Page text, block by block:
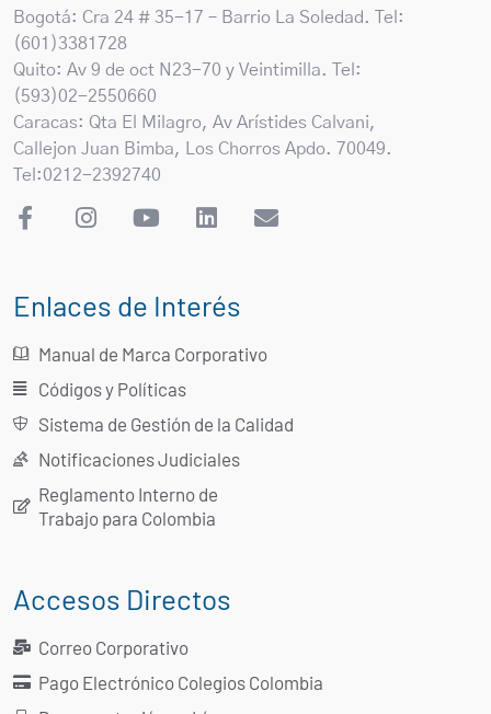
Bogotá: Cra 24 # 35-17 – Barrio La Soledad. Tel:
(601)3381728
Quito: Av 9 de oct N23-70 y Veintimilla. Tel:
(593)02-2550660
Caracas: Qta El Milagro, Av Arístides Calvani,
Callejon Juan Bimba, Los Chorros Apdo. 70049.
Tel:0212-2392740
Enlaces de Interés
Manual de Marca Corporativo
Códigos y Políticas
Sistema de Gestión de la Calidad
Notificaciones Judiciales
Reglamento Interno de
Trabajo para Colombia
Accesos Directos
Correo Corporativo
Pago Electrónico Colegios Colombia